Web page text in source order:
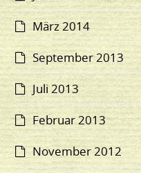
März 2014
September 2013
Juli 2013
Februar 2013
November 2012